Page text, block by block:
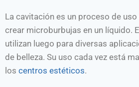
La cavitación es un proceso de
crear microburbujas en un líquido.
utilizan luego para diversas
de belleza. Su uso cada vez está
los centros estéticos.